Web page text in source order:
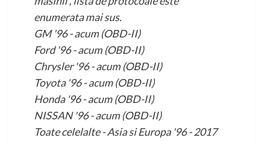
enumerata mai sus.
GM '96 - acum (OBD-II)
Ford '96 - acum (OBD-II)
Chrysler '96 - acum (OBD-II)
Toyota '96 - acum (OBD-II)
Honda '96 - acum (OBD-II)
NISSAN '96 - acum (OBD-II)
Toate celelalte - Asia si Europa '96 - 2017